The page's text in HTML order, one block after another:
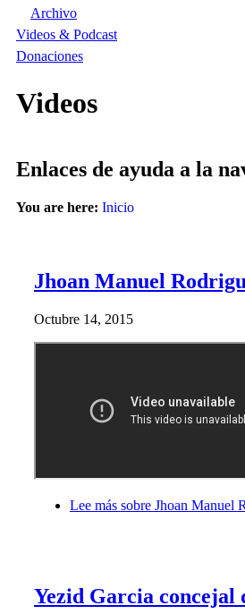
Archivo
Videos & Podcast
Donaciones
Videos
Enlaces de ayuda a la
You are here: Inicio
Jhoan Manuel
Octubre 14, 2015
Lee más sobre Jhoan Manuel
Yezid Garcia concejal